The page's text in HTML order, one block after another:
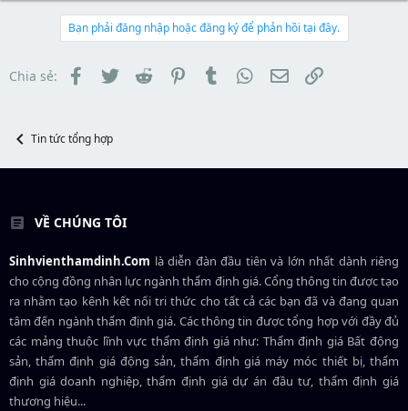
t
e
a
d
t
a
r
b
ắ
đ
ầ
Bạn phải đăng nhập hoặc đăng ký để phản hồi tại đây.
Chia sẻ: Facebook
TwitterReddit PinterestTumblr WhatsApp
EmailLink
Tin tức tổng hợp
VỀ CHÚNG TÔI
Sinhvienthamdinh.Com là diễn đàn đầu tiên và lớn nhất dành riêng
cho cộng đồng nhân lực ngànhthẩm định giá. Cổng thông tin được tạo
ra nhằm tạo kênh kết nối tri thức cho tất cả các bạn đã và đang quan
tâm đến ngành thẩm định giá. Các thông tin được tổng hợp với đầy đủ
các mảng thuộc lĩnh vực thẩm định giá như: Thẩm định giá Bất động
sản, thẩm định giá động sản, thẩm định giá máy móc thiết bị, thẩm
định giá doanh nghiệp, thẩm định giá dự án đầu tư, thẩm định giá
thương hiệu...